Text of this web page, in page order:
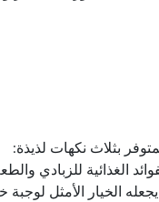
بثلاث نكهات لذيذة:
الغذائية للزبادي
يجعله الخيار الأمثل لوجبة